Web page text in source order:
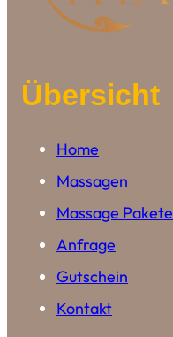
Übersicht
Home
Massagen
Massage Pakete
Anfrage
Gutschein
Kontakt